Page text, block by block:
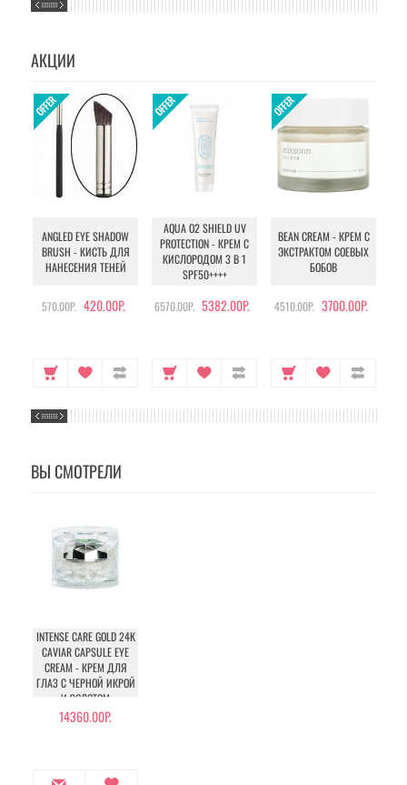
АКЦИИ
ANGLED EYE SHADOW
BRUSH - КИСТЬ ДЛЯ
НАНЕСЕНИЯ ТЕНЕЙ
570.00Р. 420.00Р.
AQUA O2 SHIELD UV
PROTECTION - КРЕМ С
КИСЛОРОДОМ 3 В 1
SPF50++++
6570.00Р. 5382.00Р.
BEAN CREAM - КРЕМ С
ЭКСТРАКТОМ СОЕВЫХ
БОБОВ
4510.00Р. 3700.00Р.
ВЫ СМОТРЕЛИ
INTENSE CARE GOLD 24K
CAVIAR CAPSULE EYE
CREAM - КРЕМ ДЛЯ
ГЛАЗ С ЧЕРНОЙ ИКРОЙ
И ЗОЛОТОМ
14360.00Р.